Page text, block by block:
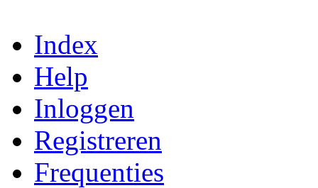
Index
Help
Inloggen
Registreren
Frequenties